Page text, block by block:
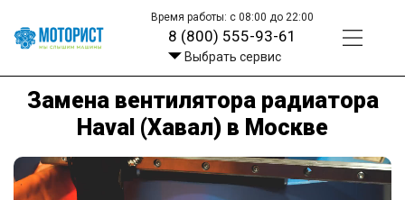
Время работы: с 08:00 до 22:00
8 (800) 555-93-61
Выбрать сервис
Замена вентилятора радиатора
Haval (Хавал) в Москве